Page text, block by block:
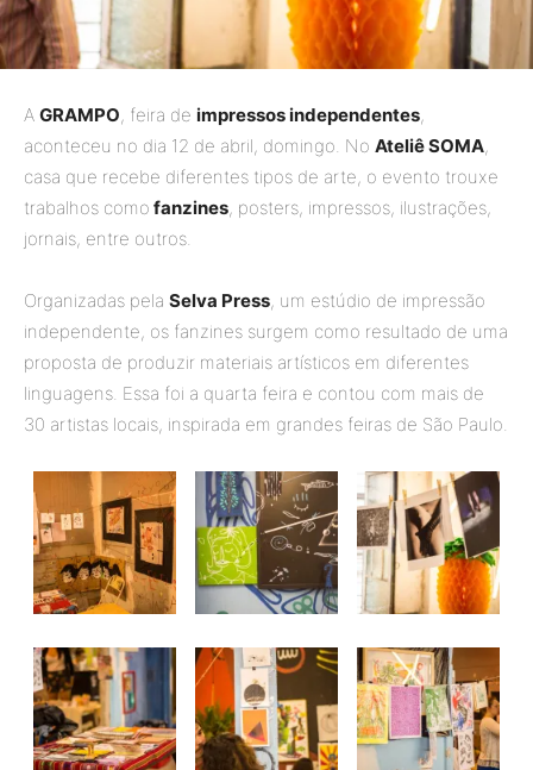
A GRAMPO, feira de impressos independentes,
aconteceu no dia 12 de abril, domingo. No Ateliê SOMA,
casa que recebe diferentes tipos de arte, o evento trouxe
trabalhos como fanzines, posters, impressos, ilustrações,
jornais, entre outros.
Organizadas pela Selva Press, um estúdio de impressão
independente, os fanzines surgem como resultado de uma
proposta de produzir materiais artísticos em diferentes
linguagens. Essa foi a quarta feira e contou com mais de
30 artistas locais, inspirada em grandes feiras de São Paulo.